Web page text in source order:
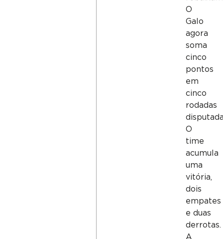
O
Galo
agora
soma
cinco
pontos
em
cinco
rodadas
O
time
acumula
uma
vitória,
dois
empates
e duas
derrotas.
A